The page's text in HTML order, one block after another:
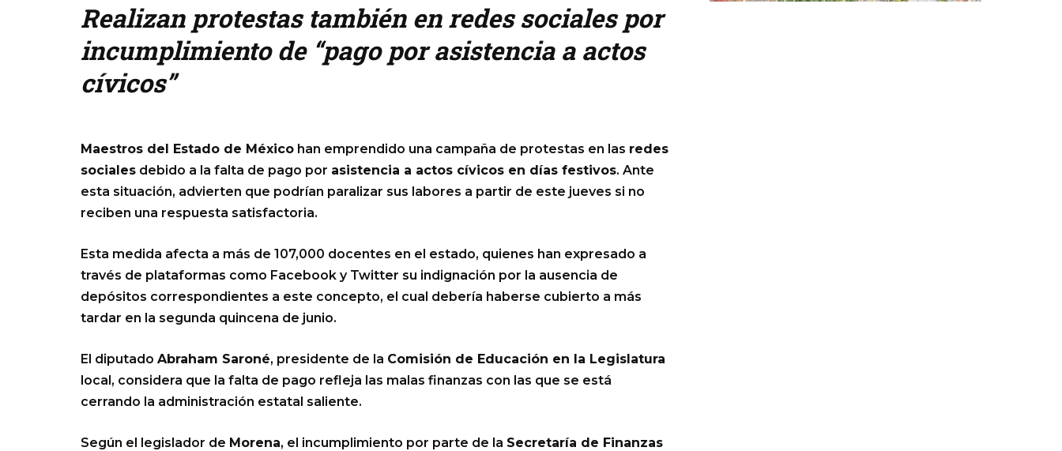
Realizan protestas también en redes sociales por
incumplimiento de “pago por asistencia a actos
cívicos”
Maestros del Estado de México han emprendido una campaña de protestas en las redes
sociales debido a la falta de pago por asistencia a actos cívicos en días festivos. Ante
esta situación, advierten que podrían paralizar sus labores a partir de este jueves si no
reciben una respuesta satisfactoria.
Esta medida afecta a más de 107,000 docentes en el estado, quienes han expresado a
través de plataformas como Facebook y Twitter su indignación por la ausencia de
depósitos correspondientes a este concepto, el cual debería haberse cubierto a más
tardar en la segunda quincena de junio.
El diputado Abraham Saroné, presidente de la Comisión de Educación en la Legislatura
local, considera que la falta de pago refleja las malas finanzas con las que se está
cerrando la administración estatal saliente.
Según el legislador de Morena, el incumplimiento por parte de la Secretaría de Finanzas